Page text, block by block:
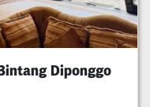
Diponggo